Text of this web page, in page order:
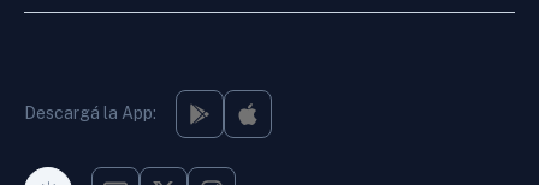
Descargá la App: